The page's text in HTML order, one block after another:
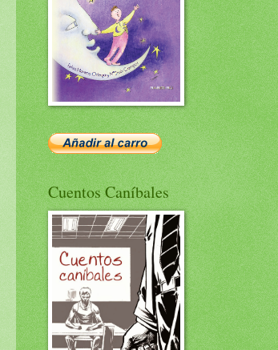
Cuentos Caníbales